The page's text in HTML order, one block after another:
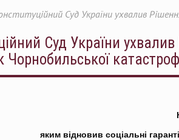
Суд України ухвалив
Суд України
Чорнобильської
яким відновив соціальні